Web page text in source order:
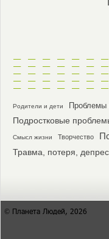
Родители и дети
Подростковые
Смысл жизни Творчество
Травма, потеря,
© Планета Людей, 2026